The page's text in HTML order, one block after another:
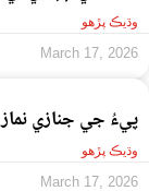
وڌيڪ پڙهو
March 17, 2026
پيءُ جي جنازي
وڌيڪ پڙهو
March 17, 2026